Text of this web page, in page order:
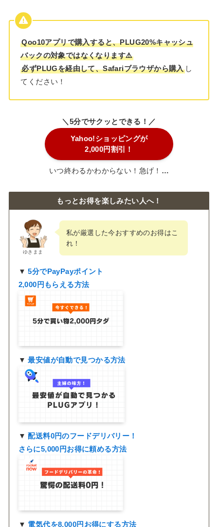
Qoo10アプリで購入すると、PLUG20%キャッシュ
バックの対象ではなくなります⚠️
必ずPLUGを経由して、Safariブラウザから購入し
てください！
＼5分でサクッとできる！／
Yahoo!ショッピングが
2,000円割引！
いつ終わるかわからない！急げ！ …
もっとお得を楽しみたい人へ！
ゆきまま
私が厳選した今おすすめのお得はこ
れ！
▼5分でPayPayポイント
2,000円もらえる方法
▼最安値が自動で見つかる方法
▼配送料0円のフードデリバリー！
さらに5,000円お得に頼める方法
▼ 電気代を8,000円お得にする方法